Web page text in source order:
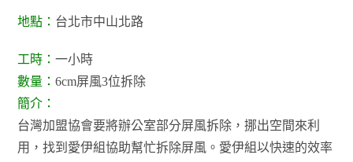
地點： 台北市中山北路
工時：一小時
數量：6cm屏風3位拆除
簡介：
台灣加盟協會要將辦公室部分屏風拆除，挪出空間來利
用，找到愛伊組協助幫忙拆除屏風。愛伊組以快速的效率